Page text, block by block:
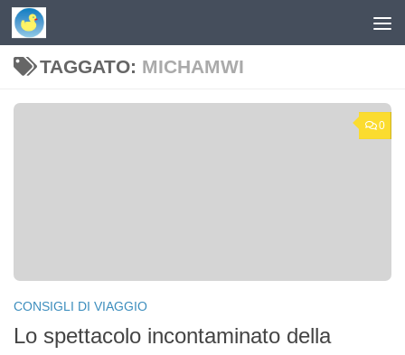
Skip to content
TAGGATO: MICHAMWI
0
CONSIGLI DI VIAGGIO
Lo spettacolo incontaminato della